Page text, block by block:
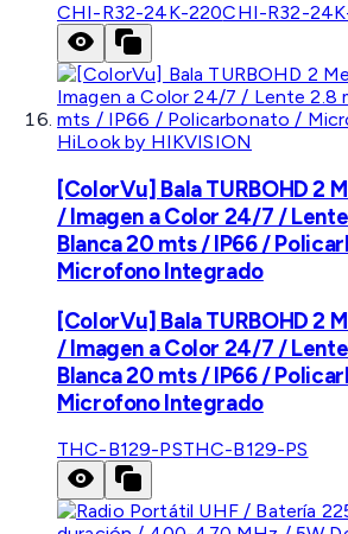
CHI-R32-24K-220CHI-R32-
HiLook by HIKVISION
[ColorVu] Bala TURBOHD 2
/ Imagen a Color 24/7 /
Blanca 20 mts / IP66 /
Microfono Integrado
[ColorVu] Bala TURBOHD 2
/ Imagen a Color 24/7 /
Blanca 20 mts / IP66 /
Microfono Integrado
THC-B129-PSTHC-B129-PS